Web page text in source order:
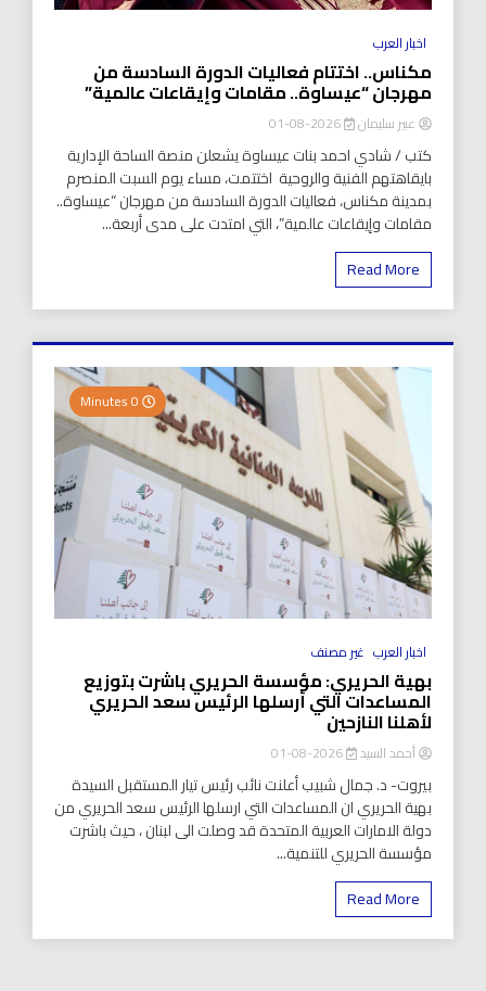
اخبار العرب
مكناس.. اختتام فعاليات الدورة السادسة من
مهرجان “عيساوة.. مقامات وإيقاعات عالمية”
عبير سليمان 2026-08-01
كتب / شادي احمد بنات عيساوة يشعلن منصة الساحة الإدارية
بايقاهتهم الفنية والروحية اختتمت، مساء يوم السبت المنصرم
بمدينة مكناس، فعاليات الدورة السادسة من مهرجان “عيساوة..
مقامات وإيقاعات عالمية”، التي امتدت على مدى أربعة...
Read More
اخبار العرب غير مصنف
بهية الحريري: مؤسسة الحريري باشرت بتوزيع
المساعدات التي أرسلها الرئيس سعد الحريري
لأهلنا النازحين
أحمد السيد 2026-08-01
بيروت- د. جمال شبيب أعلنت نائب رئيس تيار المستقبل السيدة
بهية الحريري ان المساعدات التي ارسلها الرئيس سعد الحريري من
دولة الامارات العربية المتحدة قد وصلت الى لبنان ، حيث باشرت
مؤسسة الحريري للتنمية...
Read More